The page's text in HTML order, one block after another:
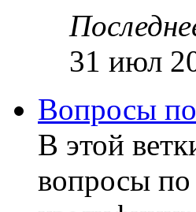
31 июл
Вопросы
В этой
вопросы